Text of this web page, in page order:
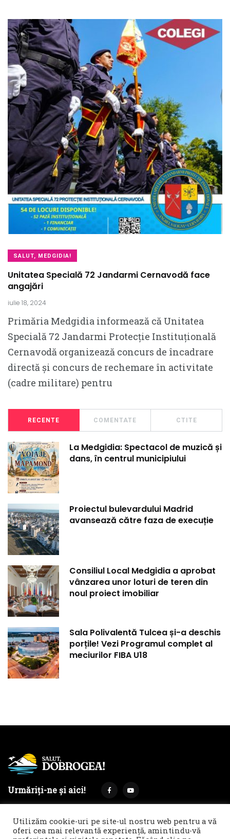
SALUT, MEDGIDIA!
Unitatea Specială 72 Jandarmi Cernavodă face
angajări
iulie 18, 2024
Primăria Medgidia informează că Unitatea
Specială 72 Jandarmi Protecție Instituțională
Cernavodă organizează concurs de încadrare
directă și concurs de rechemare în activitate
(cadre militare) pentru
RECENTE COMENTATE CTITE
La Medgidia: Spectacol de muzică și
dans, în centrul municipiului
Proiectul bulevardului Madrid
avansează către faza de execuție
Consiliul Local Medgidia a aprobat
vânzarea unor loturi de teren din
noul proiect imobiliar
Sala Polivalentă Tulcea și-a deschis
porțile! Vezi Programul complet al
meciurilor FIBA U18
Urmăriți-ne și aici!
Utilizăm cookie-uri pe site-ul nostru web pentru a vă
oferi cea mai relevantă experiență, amintindu-vă